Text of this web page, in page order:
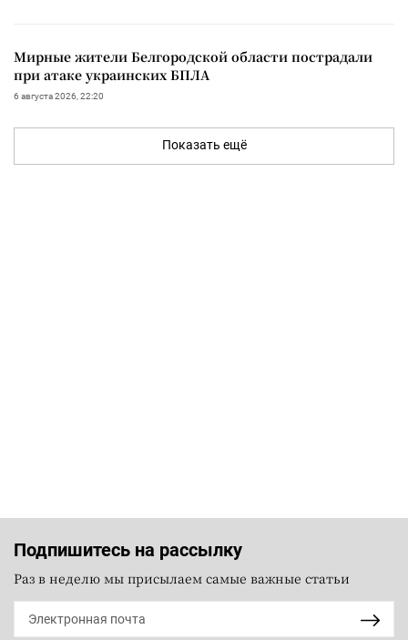
Мирные жители Белгородской области пострадали
при атаке украинских БПЛА
6 августа 2026, 22:20
Показать ещё
Подпишитесь на рассылку
Раз в неделю мы присылаем самые важные статьи